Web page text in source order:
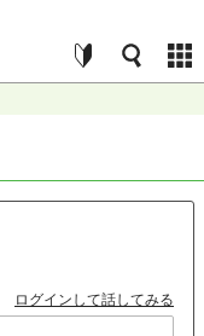
ログインして話してみる